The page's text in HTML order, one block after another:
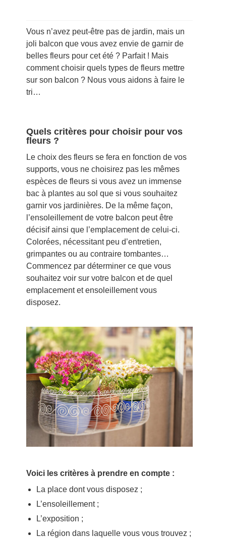
Vous n’avez peut-être pas de jardin, mais un
joli balcon que vous avez envie de garnir de
belles fleurs pour cet été ? Parfait ! Mais
comment choisir quels types de fleurs mettre
sur son balcon ? Nous vous aidons à faire le
tri…
Quels critères pour choisir pour vos
fleurs ?
Le choix des fleurs se fera en fonction de vos
supports, vous ne choisirez pas les mêmes
espèces de fleurs si vous avez un immense
bac à plantes au sol que si vous souhaitez
garnir vos jardinières. De la même façon,
l’ensoleillement de votre balcon peut être
décisif ainsi que l’emplacement de celui-ci.
Colorées, nécessitant peu d’entretien,
grimpantes ou au contraire tombantes…
Commencez par déterminer ce que vous
souhaitez voir sur votre balcon et de quel
emplacement et ensoleillement vous
disposez.
Voici les critères à prendre en compte :
La place dont vous disposez ;
L’ensoleillement ;
L’exposition ;
La région dans laquelle vous vous trouvez ;